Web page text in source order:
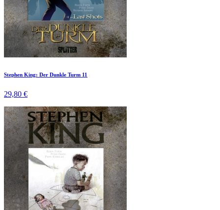
Stephen King: Der Dunkle Turm 11
29,80 €